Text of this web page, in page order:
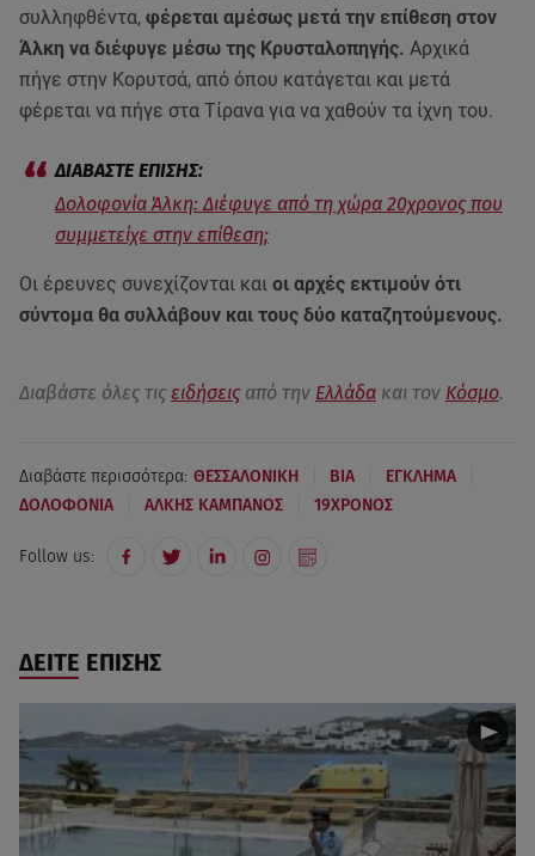
συλληφθέντα, φέρεται αμέσως μετά την επίθεση στον
Άλκη να διέφυγε μέσω της Κρυσταλοπηγής. Αρχικά
πήγε στην Κορυτσά, από όπου κατάγεται και μετά
φέρεται να πήγε στα Τίρανα για να χαθούν τα ίχνη του.
Δολοφονία Άλκη: Διέφυγε από τη χώρα 20χρονος που
συμμετείχε στην επίθεση;
Οι έρευνες συνεχίζονται και οι αρχές εκτιμούν ότι
σύντομα θα συλλάβουν και τους δύο καταζητούμενους.
Διαβάστε όλες τις ειδήσεις από την Ελλάδα και τον Κόσμο.
Διαβάστε περισσότερα: ΘΕΣΣΑΛΟΝΙΚΗ ΒΙΑ ΕΓΚΛΗΜΑ
ΔΟΛΟΦΟΝΙΑ ΑΛΚΗΣ ΚΑΜΠΑΝΟΣ 19ΧΡΟΝΟΣ
Follow us:
ΔΕΙΤΕ ΕΠΙΣΗΣ